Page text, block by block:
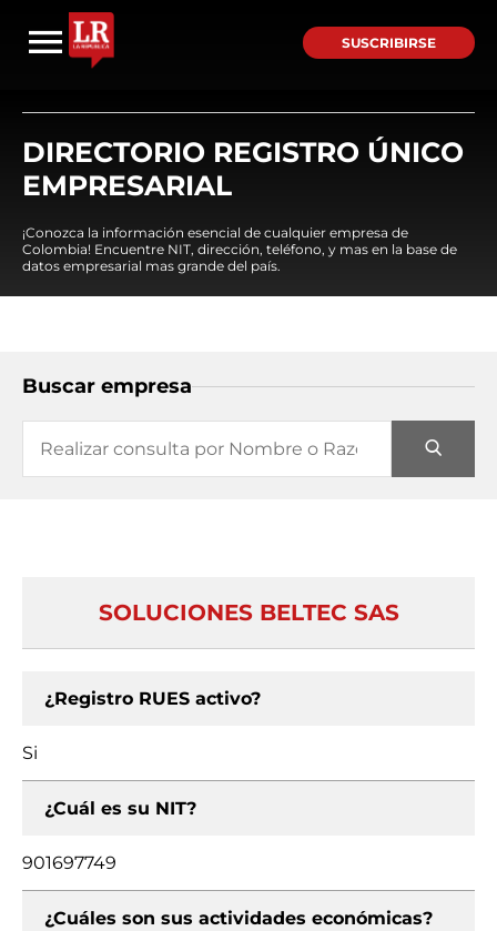
SUSCRIBIRSE
DIRECTORIO REGISTRO ÚNICO
EMPRESARIAL
¡Conozca la información esencial de cualquier empresa de
Colombia! Encuentre NIT, dirección, teléfono, y mas en la base de
datos empresarial mas grande del país.
Buscar empresa
SOLUCIONES BELTEC SAS
¿Registro RUES activo?
Si
¿Cuál es su NIT?
901697749
¿Cuáles son sus actividades económicas?